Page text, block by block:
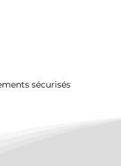
sécurisés